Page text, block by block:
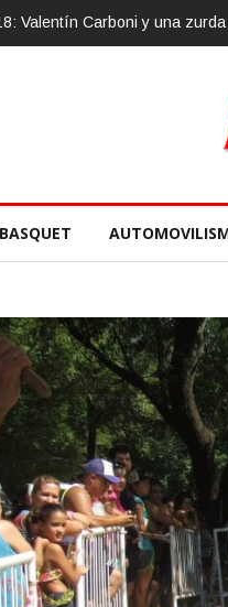
2018, 10 de noviembre
BASQUET